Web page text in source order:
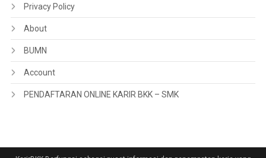
Privacy Policy
About
BUMN
Account
PENDAFTARAN ONLINE KARIR BKK – SMK